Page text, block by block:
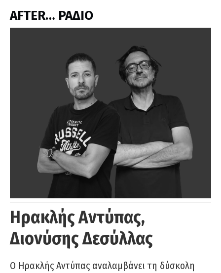
AFTER… ΡΑΔΙΟ
Ηρακλής Αντύπας,
Διονύσης Δεσύλλας
Ο Ηρακλής Αντύπας αναλαμβάνει τη δύσκολη